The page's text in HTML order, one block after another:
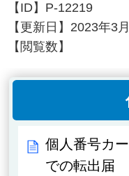
【ID】 P-12219
【更新日】 2023年3
【閲覧数】
個人番号カ
での転出届